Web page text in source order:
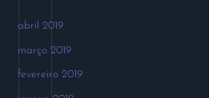
abril 2019
março 2019
fevereiro 2019